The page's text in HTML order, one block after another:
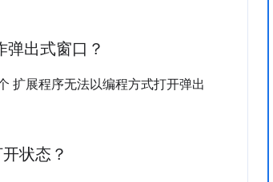
弹出式窗口？
扩展程序无法以编程方式打开弹出
状态？